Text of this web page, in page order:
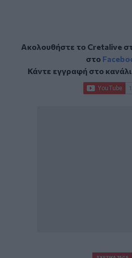
Ακολουθήστε το Cretalive
στο
Κάντε εγγραφή στο